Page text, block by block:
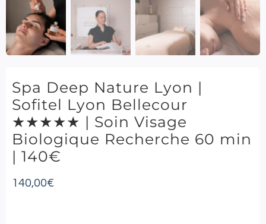
Spa Deep Nature Lyon |
Sofitel Lyon Bellecour
★★★★★ | Soin Visage
Biologique Recherche 60 min
| 140€
140,00€